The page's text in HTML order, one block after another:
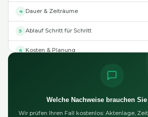
4 Dauer & Zeiträume
5 Ablauf Schritt für Schritt
6 Kosten & Planung
Welche Nachweise brauchen
Wir prüfen Ihren Fall kostenlos: Aktenlage,